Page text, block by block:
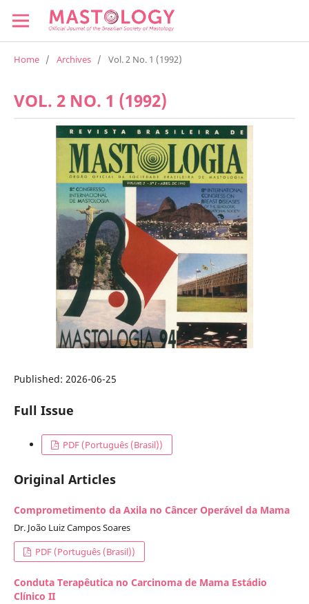
Home / Archives / Vol. 2 No. 1 (1992)
VOL. 2 NO. 1 (1992)
Published: 2026-06-25
Full Issue
PDF (Português (Brasil))
Original Articles
Comprometimento da Axila no Câncer Operável da Mama
Dr. João Luiz Campos Soares
PDF (Português (Brasil))
Conduta Terapêutica no Carcinoma de Mama Estádio
Clínico II